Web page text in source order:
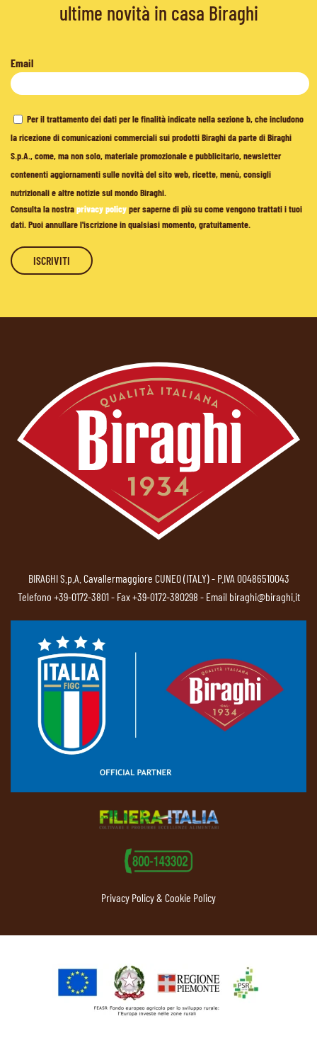
ultime novità in casa Biraghi
Email
Per il trattamento dei dati per le finalità indicate nella sezione b, che includono
la ricezione di comunicazioni commerciali sui prodotti Biraghi da parte di Biraghi
S.p.A., come, ma non solo, materiale promozionale e pubblicitario, newsletter
contenenti aggiornamenti sulle novità del sito web, ricette, menù, consigli
nutrizionali e altre notizie sul mondo Biraghi.
Consulta la nostraprivacy policyper saperne di più su come vengono trattati i tuoi
dati. Puoi annullare l'iscrizione in qualsiasi momento, gratuitamente.
BIRAGHI S.p.A. Cavallermaggiore CUNEO (ITALY) - P.IVA 00486510043
Telefono +39-0172-3801- Fax +39-0172-380298 - Email biraghi@biraghi.it
Privacy Policy & Cookie Policy